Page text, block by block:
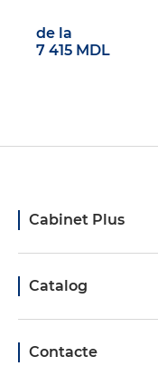
de la
7 415 MDL
Cabinet Plus
Catalog
Contacte